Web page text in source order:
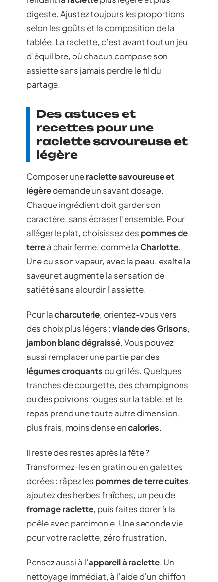
digeste. Ajustez toujours les proportions
selon les goûts et la composition de la
tablée. La raclette, c’est avant tout un jeu
d’équilibre, où chacun compose son
assiette sans jamais perdre le fil du
partage.
Des astuces et
recettes pour une
raclette savoureuse et
légère
Composer uneraclette savoureuse et
légèredemande un savant dosage.
Chaque ingrédient doit garder son
caractère, sans écraser l’ensemble. Pour
alléger le plat, choisissez des pommes de
terreà chair ferme, comme laCharlotte.
Une cuisson vapeur, avec la peau, exalte la
saveur et augmente la sensation de
satiété sans alourdir l’assiette.
Pour lacharcuterie, orientez-vous vers
des choix plus légers : viande des Grisons,
jambon blanc dégraissé. Vous pouvez
aussi remplacer une partie par des
légumes croquants ou grillés. Quelques
tranches de courgette, des champignons
ou des poivrons rouges sur la table, et le
repas prend une toute autre dimension,
plus frais, moins dense encalories.
Il reste des restes après la fête ?
Transformez-les en gratin ou en galettes
dorées : râpez les pommes de terre cuites,
ajoutez des herbes fraîches, un peu de
fromage raclette, puis faites dorer à la
poêle avec parcimonie. Une seconde vie
pour votre raclette, zéro frustration.
Pensez aussi à l’appareil à raclette. Un
nettoyage immédiat, à l’aide d’un chiffon